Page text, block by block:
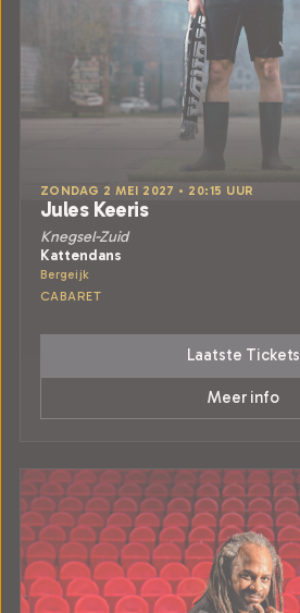
ZONDAG 2 MEI 2027 • 20:15 UUR
Jules Keeris
Knegsel-Zuid
Kattendans
Bergeijk
CABARET
Laatste Tickets
Meer info